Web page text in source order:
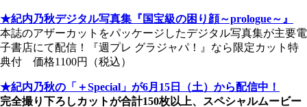
★紀内乃秋デジタル写真集『国宝級の困り顔～prologue～』
本誌のアザーカットをパッケージしたデジタル写真集が主要電
子書店にて配信！『週プレ グラジャパ！』なら限定カット特
典付 価格1100円（税込）
★紀内乃秋の「＋Special」が6月15日（土）から配信中！
完全撮り下ろしカットが合計150枚以上、スペシャルムービー